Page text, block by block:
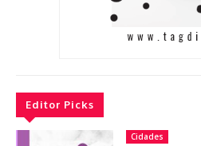
Editor Picks
Cidades